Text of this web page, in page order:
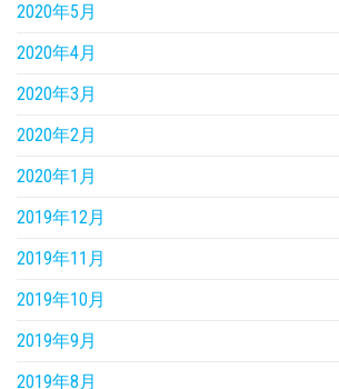
2020年5月
2020年4月
2020年3月
2020年2月
2020年1月
2019年12月
2019年11月
2019年10月
2019年9月
2019年8月